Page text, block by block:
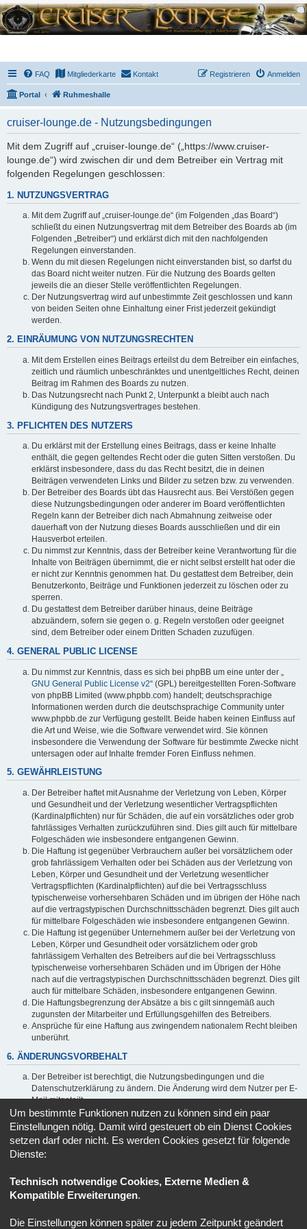
FAQ Mitgliederkarte Kontakt Anmelden
Registrieren
Portal Ruhmeshalle
cruiser-lounge.de - Nutzungsbedingungen
Mit dem Zugriff auf „cruiser-lounge.de“ („https://www.cruiser-
lounge.de“) wird zwischen dir und dem Betreiber ein Vertrag mit
folgenden Regelungen geschlossen:
1. NUTZUNGSVERTRAG
Mit dem Zugriff auf „cruiser-lounge.de“ (im Folgenden „das Board“)
schließt du einen Nutzungsvertrag mit dem Betreiber des Boards ab (im
Folgenden „Betreiber“) und erklärst dich mit den nachfolgenden
Regelungen einverstanden.
Wenn du mit diesen Regelungen nicht einverstanden bist, so darfst du
das Board nicht weiter nutzen. Für die Nutzung des Boards gelten
jeweils die an dieser Stelle veröffentlichten Regelungen.
Der Nutzungsvertrag wird auf unbestimmte Zeit geschlossen und kann
von beiden Seiten ohne Einhaltung einer Frist jederzeit gekündigt
werden.
2. EINRÄUMUNG VON NUTZUNGSRECHTEN
Mit dem Erstellen eines Beitrags erteilst du dem Betreiber ein einfaches,
zeitlich und räumlich unbeschränktes und unentgeltliches Recht, deinen
Beitrag im Rahmen des Boards zu nutzen.
Das Nutzungsrecht nach Punkt 2, Unterpunkt a bleibt auch nach
Kündigung des Nutzungsvertrages bestehen.
3. PFLICHTEN DES NUTZERS
Du erklärst mit der Erstellung eines Beitrags, dass er keine Inhalte
enthält, die gegen geltendes Recht oder die guten Sitten verstoßen. Du
erklärst insbesondere, dass du das Recht besitzt, die in deinen
Beiträgen verwendeten Links und Bilder zu setzen bzw. zu verwenden.
Der Betreiber des Boards übt das Hausrecht aus. Bei Verstößen gegen
diese Nutzungsbedingungen oder anderer im Board veröffentlichten
Regeln kann der Betreiber dich nach Abmahnung zeitweise oder
dauerhaft von der Nutzung dieses Boards ausschließen und dir ein
Hausverbot erteilen.
Du nimmst zur Kenntnis, dass der Betreiber keine Verantwortung für die
Inhalte von Beiträgen übernimmt, die er nicht selbst erstellt hat oder die
er nicht zur Kenntnis genommen hat. Du gestattest dem Betreiber, dein
Benutzerkonto, Beiträge und Funktionen jederzeit zu löschen oder zu
sperren.
Du gestattest dem Betreiber darüber hinaus, deine Beiträge
abzuändern, sofern sie gegen o. g. Regeln verstoßen oder geeignet
sind, dem Betreiber oder einem Dritten Schaden zuzufügen.
4. GENERAL PUBLIC LICENSE
Du nimmst zur Kenntnis, dass es sich bei phpBB um eine unter der „
GNU General Public License v2“ (GPL) bereitgestellten Foren-Software
von phpBB Limited (www.phpbb.com) handelt; deutschsprachige
Informationen werden durch die deutschsprachige Community unter
www.phpbb.de zur Verfügung gestellt. Beide haben keinen Einfluss auf
die Art und Weise, wie die Software verwendet wird. Sie können
insbesondere die Verwendung der Software für bestimmte Zwecke nicht
untersagen oder auf Inhalte fremder Foren Einfluss nehmen.
5. GEWÄHRLEISTUNG
Der Betreiber haftet mit Ausnahme der Verletzung von Leben, Körper
und Gesundheit und der Verletzung wesentlicher Vertragspflichten
(Kardinalpflichten) nur für Schäden, die auf ein vorsätzliches oder grob
fahrlässiges Verhalten zurückzuführen sind. Dies gilt auch für mittelbare
Folgeschäden wie insbesondere entgangenen Gewinn.
Die Haftung ist gegenüber Verbrauchern außer bei vorsätzlichem oder
grob fahrlässigem Verhalten oder bei Schäden aus der Verletzung von
Leben, Körper und Gesundheit und der Verletzung wesentlicher
Vertragspflichten (Kardinalpflichten) auf die bei Vertragsschluss
typischerweise vorhersehbaren Schäden und im übrigen der Höhe nach
auf die vertragstypischen Durchschnittsschäden begrenzt. Dies gilt auch
für mittelbare Folgeschäden wie insbesondere entgangenen Gewinn.
Die Haftung ist gegenüber Unternehmern außer bei der Verletzung von
Leben, Körper und Gesundheit oder vorsätzlichem oder grob
fahrlässigem Verhalten des Betreibers auf die bei Vertragsschluss
typischerweise vorhersehbaren Schäden und im Übrigen der Höhe
nach auf die vertragstypischen Durchschnittsschäden begrenzt. Dies gilt
auch für mittelbare Schäden, insbesondere entgangenen Gewinn.
Die Haftungsbegrenzung der Absätze a bis c gilt sinngemäß auch
zugunsten der Mitarbeiter und Erfüllungsgehilfen des Betreibers.
Ansprüche für eine Haftung aus zwingendem nationalem Recht bleiben
unberührt.
6. ÄNDERUNGSVORBEHALT
Der Betreiber ist berechtigt, die Nutzungsbedingungen und die
Datenschutzerklärung zu ändern. Die Änderung wird dem Nutzer per E-
Mail mitgeteilt.
Der Nutzer ist berechtigt, den Änderungen zu widersprechen. Im Falle
des Widerspruchs erlischt das zwischen dem Betreiber und dem Nutzer
bestehende Vertragsverhältnis mit sofortiger Wirkung.
Die Änderungen gelten als anerkannt und verbindlich, wenn der Nutzer
den Änderungen zugestimmt hat.
Informationen über den Umgang mit deinen persönlichen Daten
sind in der Datenschutzerklärung enthalten.
Um bestimmte Funktionen nutzen zu können sind ein paar
Einstellungen nötig. Damit wird gesteuert ob ein Dienst Cookies
setzen darf oder nicht. Es werden Cookies gesetzt für folgende
Dienste:
Technisch notwendige Cookies, Externe Medien &
Kompatible Erweiterungen.
Die Einstellungen können später zu jedem Zeitpunkt geändert